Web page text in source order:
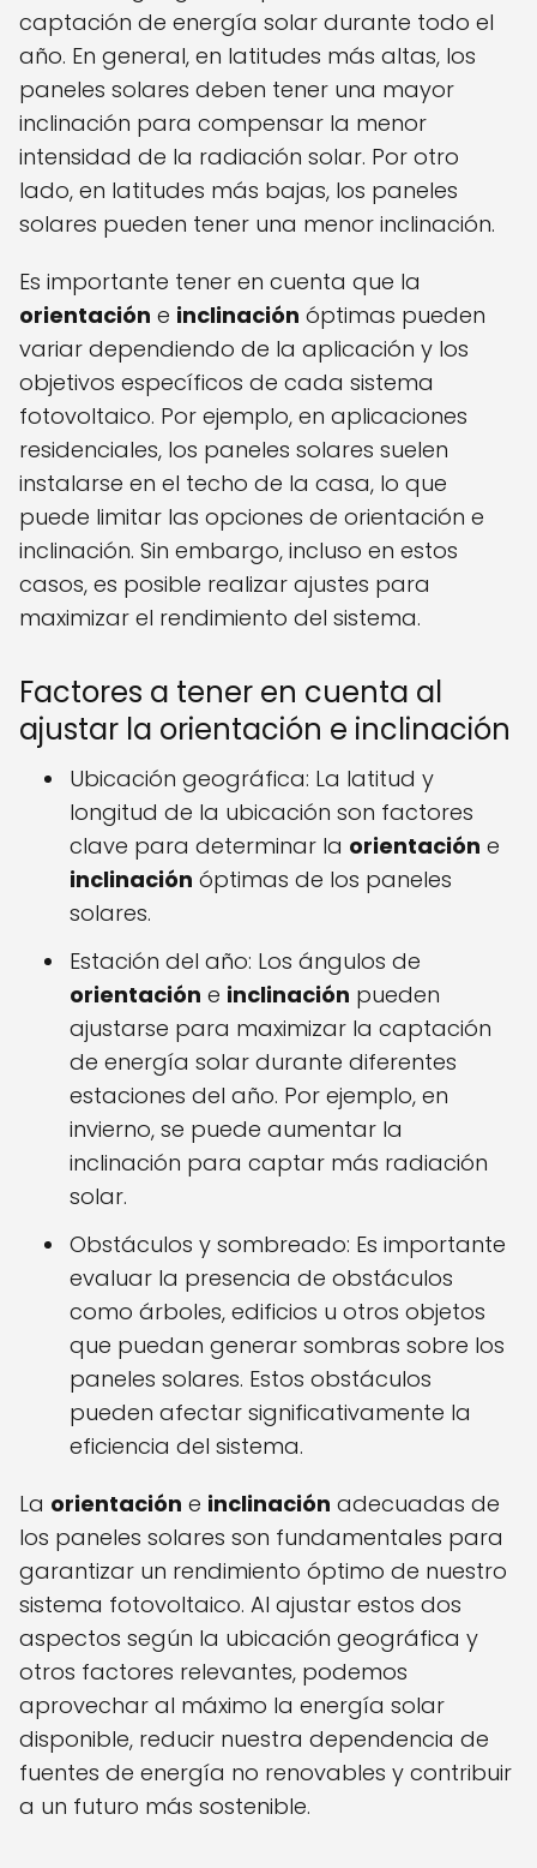
captación de energía solar durante todo el
año. En general, en latitudes más altas, los
paneles solares deben tener una mayor
inclinación para compensar la menor
intensidad de la radiación solar. Por otro
lado, en latitudes más bajas, los paneles
solares pueden tener una menor inclinación.
Es importante tener en cuenta que la
orientación e inclinación óptimas pueden
variar dependiendo de la aplicación y los
objetivos específicos de cada sistema
fotovoltaico. Por ejemplo, en aplicaciones
residenciales, los paneles solares suelen
instalarse en el techo de la casa, lo que
puede limitar las opciones de orientación e
inclinación. Sin embargo, incluso en estos
casos, es posible realizar ajustes para
maximizar el rendimiento del sistema.
Factores a tener en cuenta al
ajustar la orientación e inclinación
Ubicación geográfica: La latitud y
longitud de la ubicación son factores
clave para determinar la orientación e
inclinación óptimas de los paneles
solares.
Estación del año: Los ángulos de
orientación e inclinación pueden
ajustarse para maximizar la captación
de energía solar durante diferentes
estaciones del año. Por ejemplo, en
invierno, se puede aumentar la
inclinación para captar más radiación
solar.
Obstáculos y sombreado: Es importante
evaluar la presencia de obstáculos
como árboles, edificios u otros objetos
que puedan generar sombras sobre los
paneles solares. Estos obstáculos
pueden afectar significativamente la
eficiencia del sistema.
La orientación e inclinación adecuadas de
los paneles solares son fundamentales para
garantizar un rendimiento óptimo de nuestro
sistema fotovoltaico. Al ajustar estos dos
aspectos según la ubicación geográfica y
otros factores relevantes, podemos
aprovechar al máximo la energía solar
disponible, reducir nuestra dependencia de
fuentes de energía no renovables y contribuir
a un futuro más sostenible.